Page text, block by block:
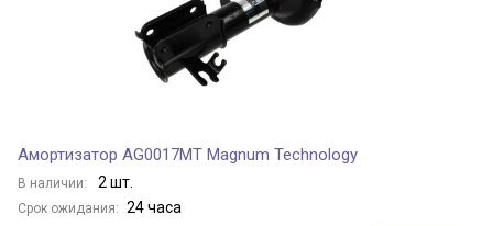
Амортизатор AG0017MT Magnum Technology
В наличии: 2 шт.
Срок ожидания: 24 часа